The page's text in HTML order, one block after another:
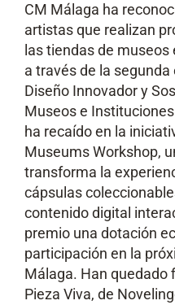
CM Málaga ha
artistas que realizan
las tiendas de
a través de la segunda
Diseño Innovador y
Museos e
ha recaído en la
Museums Workshop,
transforma la
cápsulas
contenido digital
premio una dotación
participación en la
Málaga. Han quedado
Pieza Viva, de